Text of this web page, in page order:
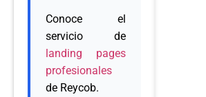
Conoce el
servicio de
landing pages
profesionales
de Reycob.